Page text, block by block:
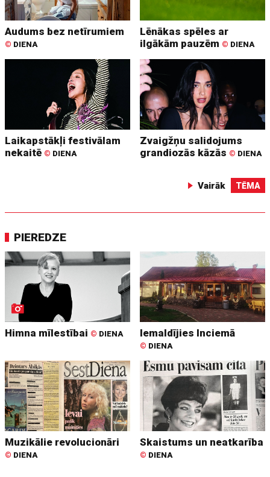
Audums bez netīrumiem
© DIENA
Lēnākas spēles ar
ilgākām pauzēm © DIENA
Laikapstākļi festivālam
nekaitē © DIENA
Zvaigžņu salidojums
grandiozās kāzās © DIENA
Vairāk TĒMA
PIEREDZE
Himna mīlestībai © DIENA Iemaldījies Inciemā
© DIENA
Muzikālie revolucionāri
© DIENA
Skaistums un neatkarība
© DIENA